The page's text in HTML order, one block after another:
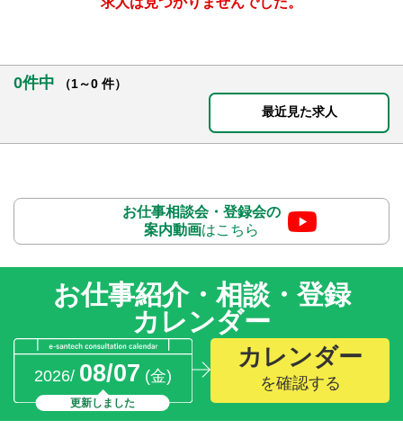
0件中
（1～0 件）
最近見た求人
お仕事相談会・登録会の
案内動画はこちら
お仕事紹介・相談・登録
カレンダー
2026/ 08/07 (金)
更新しました
カレンダー
を確認する